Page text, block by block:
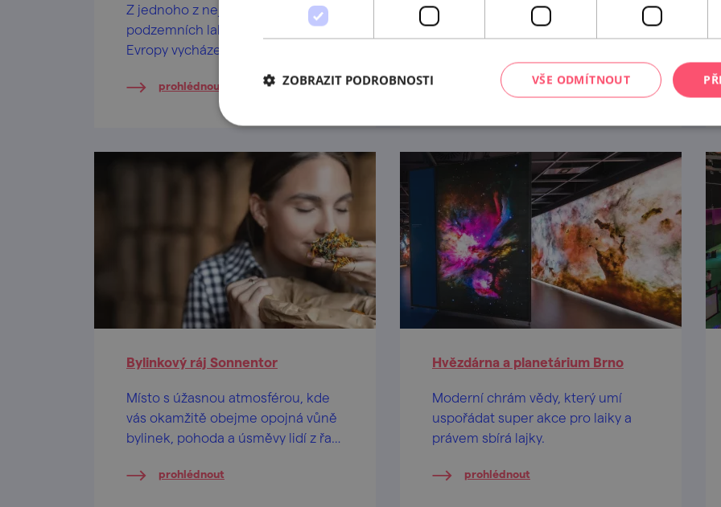
Z jednoho z nejrozsáhlejších
podzemních labyrintů střední
Evropy vycházejí nadšené děti i
prohlédnout
Brno nemá metro. Ale pod zemí to
tu rozhodně žije. Zvlášť v horkém
labyrintu pod Zelňákem nebo v
kostnici na Jakubáku.
prohlédnout
Bylinkový ráj Sonnentor
Místo s úžasnou atmosférou, kde
vás okamžitě obejme opojná vůně
bylinek, pohoda a úsměvy lidí z řad
jste někdy chtěli zážitkovou
prohlédnout
Hvězdárna a planetárium Brno
Moderní chrám vědy, který umí
uspořádat super akce pro laiky a
právem sbírá lajky.
prohlédnout
VŠE ODMÍTNOUT
ZOBRAZIT PODROBNOSTI